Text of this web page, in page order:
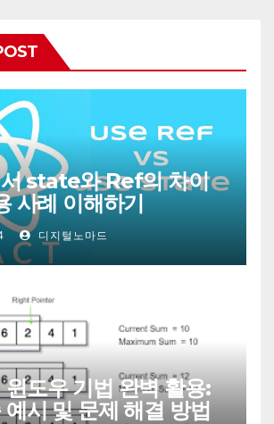
state와 Ref의 차이
사례 이해하기
디지털노마드
도우 기법 완벽 활용:
시 및 문제 해결 방법